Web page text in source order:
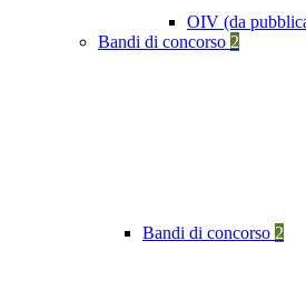
OIV (da
Bandi di concorso 2
Bandi di concorso 2